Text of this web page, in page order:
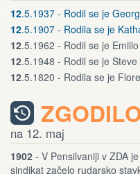
12.5.1937 - Rodil se je
12.5.1907 - Rodila se je
12.5.1962 - Rodil se je
12.5.1948 - Rodil se je Steve
12.5.1820 - Rodila se je
na 12. maj
1902 - V Pensilvaniji v ZDA
sindikat začelo rudarsko